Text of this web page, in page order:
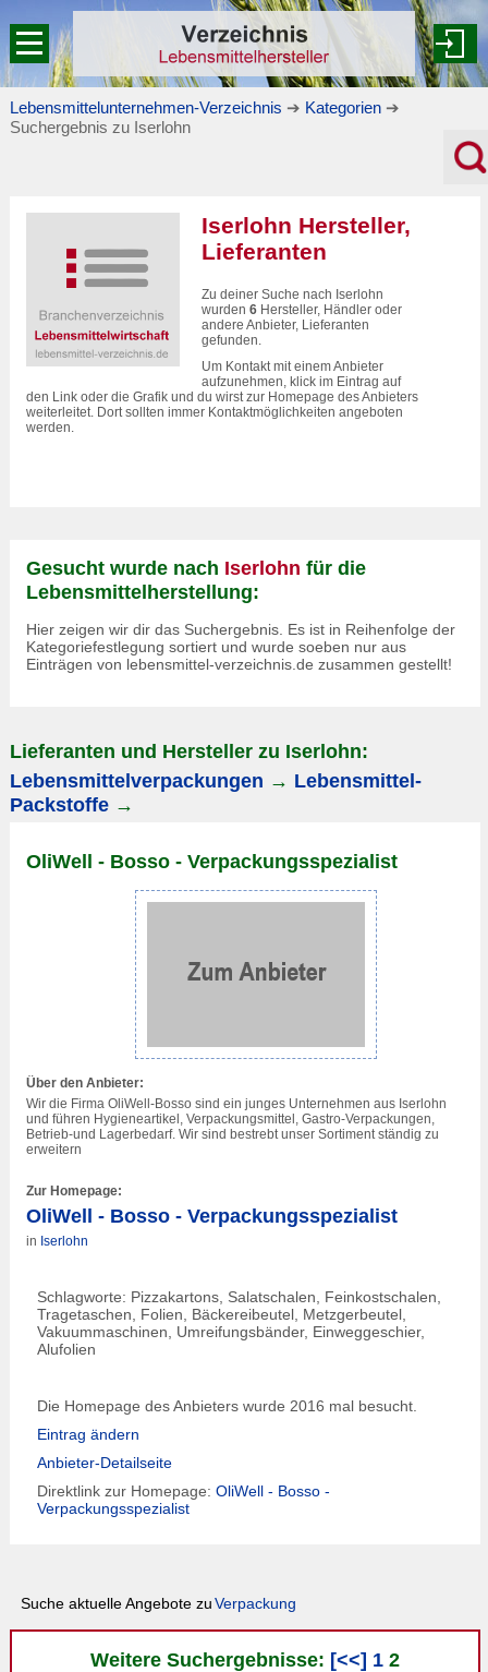
Lebensmittelunternehmen-Verzeichnis ➔ Kategorien ➔
Suchergebnis zu Iserlohn
Iserlohn Hersteller,
Lieferanten
Zu deiner Suche nach Iserlohn
wurden 6Hersteller, Händler oder
andere Anbieter, Lieferanten
gefunden.
Um Kontakt mit einem Anbieter
aufzunehmen, klick im Eintrag auf
den Link oder die Grafik und du wirst zur Homepage des Anbieters
weiterleitet. Dort sollten immer Kontaktmöglichkeiten angeboten
werden.
Gesucht wurde nach Iserlohn für die
Lebensmittelherstellung:
Hier zeigen wir dir das Suchergebnis. Es ist in Reihenfolge der
Kategoriefestlegung sortiert und wurde soeben nur aus
Einträgen von lebensmittel-verzeichnis.de zusammen gestellt!
Lieferanten und Hersteller zu Iserlohn:
Lebensmittelverpackungen → Lebensmittel-
Packstoffe →
OliWell - Bosso - Verpackungsspezialist
Über den Anbieter:
Wir die Firma OliWell-Bosso sind ein junges Unternehmen aus Iserlohn
und führen Hygieneartikel, Verpackungsmittel, Gastro-Verpackungen,
Betrieb-und Lagerbedarf. Wir sind bestrebt unser Sortiment ständig zu
erweitern
Zur Homepage:
OliWell - Bosso - Verpackungsspezialist
in Iserlohn
Schlagworte: Pizzakartons, Salatschalen, Feinkostschalen,
Tragetaschen, Folien, Bäckereibeutel, Metzgerbeutel,
Vakuummaschinen, Umreifungsbänder, Einweggeschier,
Alufolien
Die Homepage des Anbieters wurde 2016 mal besucht.
Eintrag ändern
Anbieter-Detailseite
Direktlink zur Homepage: OliWell - Bosso -
Verpackungsspezialist
Suche aktuelle Angebote zuVerpackung
Weitere Suchergebnisse: [<<] 1 2